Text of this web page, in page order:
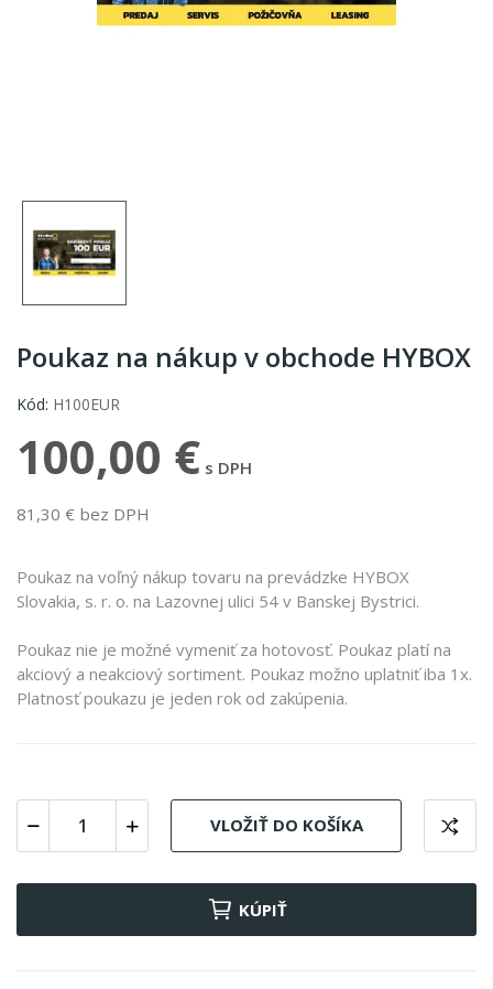
Poukaz na nákup v obchode HYBOX
Kód: H100EUR
100,00 € s DPH
81,30 € bez DPH
Poukaz na voľný nákup tovaru na prevádzke HYBOX
Slovakia, s. r. o. na Lazovnej ulici 54 v Banskej Bystrici.
Poukaz nie je možné vymeniť za hotovosť. Poukaz platí na
akciový a neakciový sortiment. Poukaz možno uplatniť iba 1x.
Platnosť poukazu je jeden rok od zakúpenia.
VLOŽIŤ DO KOŠÍKA
KÚPIŤ